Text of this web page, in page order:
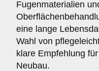
Fugenmaterialien
eine lange
Wahl von
klare Empfehlung
Neubau.